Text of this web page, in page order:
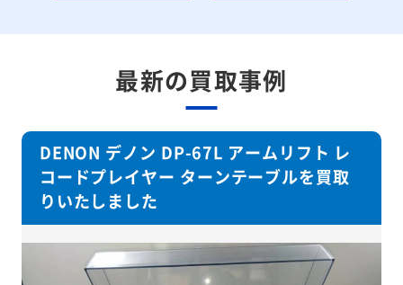
最新の買取事例
DENON デノン DP-67L アームリフト レ
コードプレイヤー ターンテーブルを買取
りいたしました